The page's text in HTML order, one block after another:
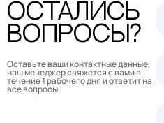
Остались
вопросы?
Оставьте ваши контактные данные,
наш менеджер свяжется с вами в
течение 1 рабочего дня и ответит на
все вопросы.